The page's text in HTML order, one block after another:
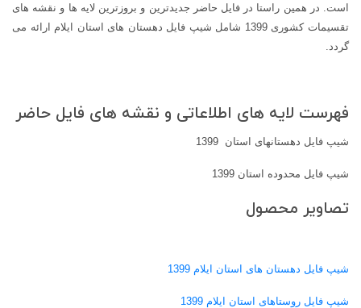
است. در همین راستا در فایل حاضر جدیدترین و بروزترین لایه ها و نقشه های
تقسیمات کشوری 1399 شامل شیپ فایل دهستان های استان ایلام ارائه می
گردد.
فهرست لایه های اطلاعاتی و نقشه های فایل حاضر
شیپ فایل دهستانهای استان 1399
شیپ فایل محدوده استان 1399
تصاویر محصول
شیپ فایل دهستان های استان ایلام 1399
شیپ فایل روستاهای استان ایلام 1399